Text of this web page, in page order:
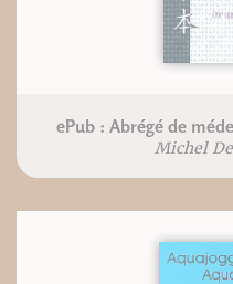
ePub : Abrégé de
Michel